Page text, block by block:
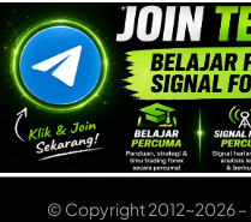
© Copyright 2012~2026 –